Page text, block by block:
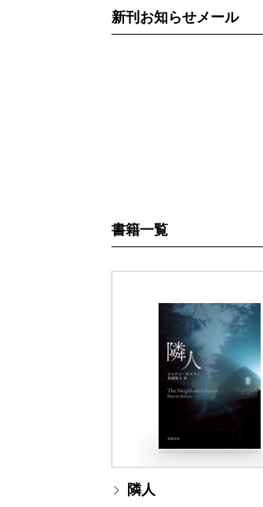
新刊お知らせメール
書籍一覧
隣人